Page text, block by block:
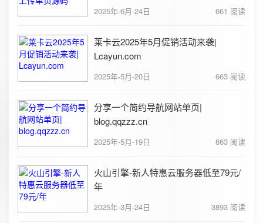
2025年-6月-24日 661 阅读
莱卡云2025年5月促销活动来袭|
Lcayun.com
2025年-5月-20日 663 阅读
分享一个简约导航网站单页|
blog.qqzzz.cn
2025年-5月-19日 863 阅读
火山引擎-新人特惠云服务器低至79元/
年
2025年-3月-24日 3893 阅读